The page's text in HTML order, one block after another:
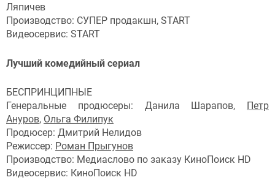
Ляпичев
Производство: СУПЕР продакшн, START
Видеосервис: START
Лучший комедийный сериал
БЕСПРИНЦИПНЫЕ
Генеральные продюсеры: Данила Шарапов,
Петр
Ануров, Ольга Филипук
Продюсер: Дмитрий Нелидов
Режиссер: Роман Прыгунов
Производство: Медиаслово по заказу КиноПоиск HD
Видеосервис: КиноПоиск HD